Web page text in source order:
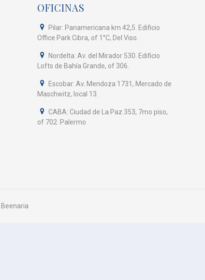
OFICINAS
Pilar: Panamericana km 42,5. Edificio
Office Park Cibra, of 1°C, Del Viso.
Nordelta: Av. del Mirador 530. Edificio
Lofts de Bahía Grande, of 306.
Escobar: Av. Mendoza 1731, Mercado de
Maschwitz, local 13.
CABA: Ciudad de La Paz 353, 7mo piso,
of 702. Palermo
Beenaria